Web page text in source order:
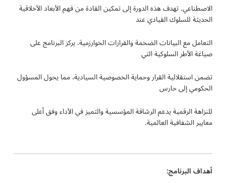
الاصطناعي. تهدف هذه الدورة إلى تمكين القادة من فهم الأبعاد الأخلاقية
الحديثة للسلوك القيادي عند
التعامل مع البيانات الضخمة والقرارات الخوارزمية. يركز البرنامج على
صياغة الأطر السلوكية التي
تضمن استقلالية القرار وحماية الخصوصية السيادية، مما يحول المسؤول
الحكومي إلى حارس
للنزاهة الرقمية يدعم الرشاقة المؤسسية والتميز في الأداء وفق أعلى
معايير الشفافية العالمية.
أهداف البرنامج: